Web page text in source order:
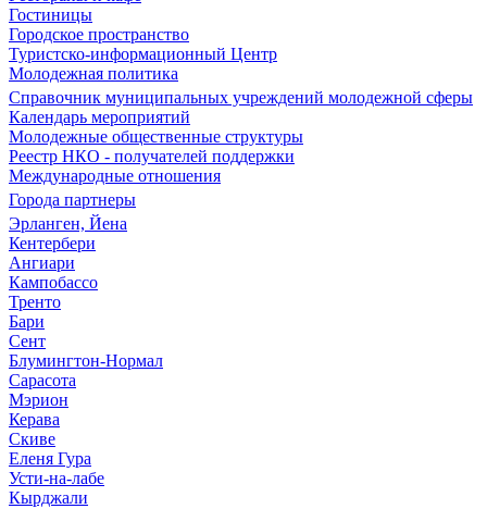
Гостиницы
Городское пространство
Туристско-информационный Центр
Молодежная политика
Справочник муниципальных учреждений молодежной сферы
Календарь мероприятий
Молодежные общественные структуры
Реестр НКО - получателей поддержки
Международные отношения
Города партнеры
Эрланген, Йена
Кентербери
Ангиари
Кампобассо
Тренто
Бари
Сент
Блумингтон-Нормал
Сарасота
Мэрион
Керава
Скиве
Еленя Гура
Усти-на-лабе
Кырджали